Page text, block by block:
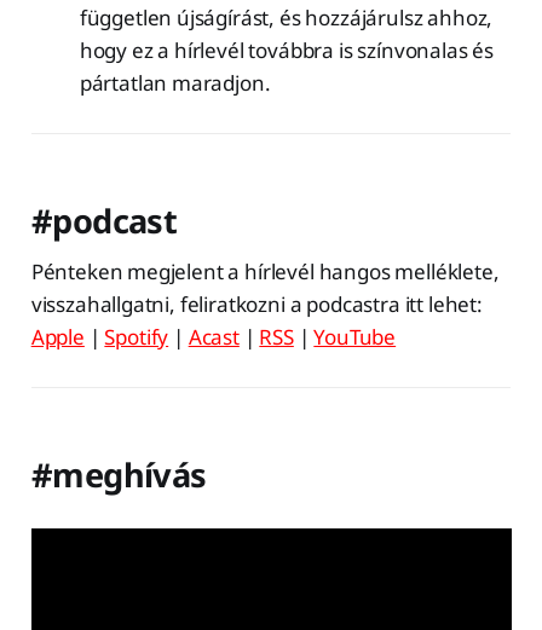
független újságírást, és hozzájárulsz ahhoz,
hogy ez a hírlevél továbbra is színvonalas és
pártatlan maradjon.
#podcast
Pénteken megjelent a hírlevél hangos melléklete,
visszahallgatni, feliratkozni a podcastra itt lehet:
Apple |Spotify | Acast| RSS|YouTube
#meghívás